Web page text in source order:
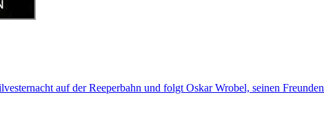
auf der Reeperbahn und folgt Oskar Wrobel, seinen